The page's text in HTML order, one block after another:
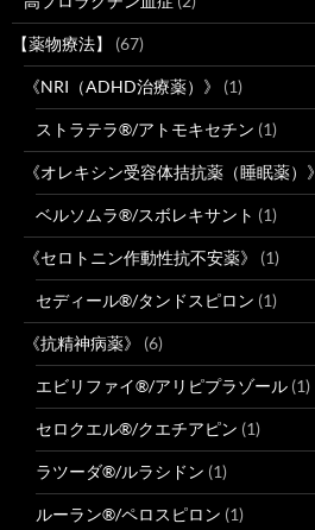
【薬物療法】 (67)
《NRI（ADHD治療薬）》 (1)
ストラテラ®/アトモキセチン (1)
《オレキシン受容体拮抗薬（睡眠薬）》
ベルソムラ®/スボレキサント (1)
《セロトニン作動性抗不安薬》 (1)
セディール®/タンドスピロン (1)
《抗精神病薬》 (6)
エビリファイ®/アリピプラゾール (1)
セロクエル®/クエチアピン (1)
ラツーダ®/ルラシドン (1)
ルーラン®/ペロスピロン (1)